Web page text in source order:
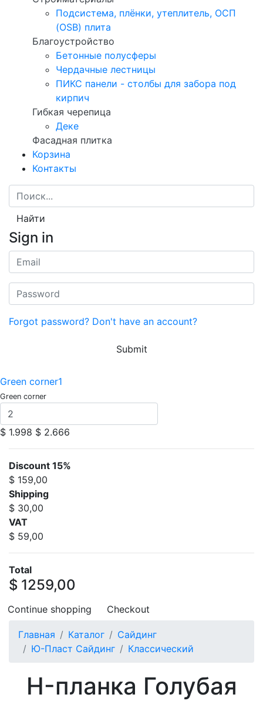
Подсистема, плёнки, утеплитель, ОСП
(OSB) плита
Благоустройство
Бетонные полусферы
Чердачные лестницы
ПИКС панели - столбы для забора под
кирпич
Гибкая черепица
Деке
Фасадная плитка
Корзина
Контакты
Найти
Sign in
Forgot password? Don't have an account?
Submit
Green corner1
Green corner
$ 1.998 $ 2.666
Discount 15%
$ 159,00
Shipping
$ 30,00
VAT
$ 59,00
Total
$ 1259,00
Continue shopping Checkout
Главная Каталог
Сайдинг
Ю-Пласт Сайдинг
Классический
H-планка Голубая